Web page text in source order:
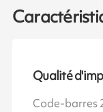
Qualité
Code-barres